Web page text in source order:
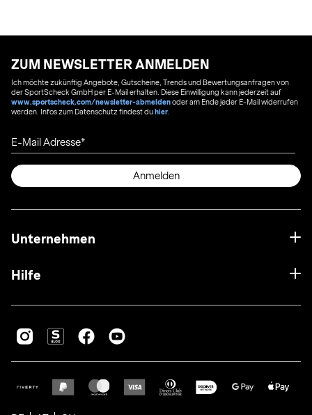
ZUM NEWSLETTER ANMELDEN
Ich möchte zukünftig Angebote, Gutscheine, Trends und Bewertungsanfragen von
der SportScheck GmbH per E-Mail erhalten. Diese Einwilligung kann jederzeit auf
www.sportscheck.com/newsletter-abmeldenoder am Ende jeder E-Mail widerrufen
werden. Infos zum Datenschutz findest duhier
E-Mail Adresse
Anmelden
Unternehmen
Hilfe